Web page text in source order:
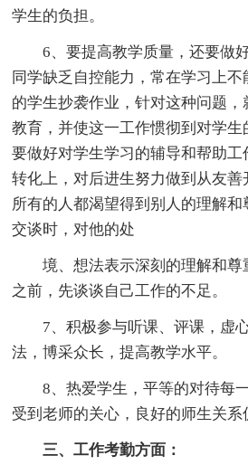
学生的负担。
6、要提高教学质量，还要做
同学缺乏自控能力，常在学习上
的学生抄袭作业，针对这种问题，
教育，并使这一工作惯彻到对学
要做好对学生学习的辅导和帮助
转化上，对后进生努力做到从友善
所有的人都渴望得到别人的理解
交谈时，对他的处
境、想法表示深刻的理解和尊
之前，先谈谈自己工作的不足。
7、积极参与听课、评课，虚
法，博采众长，提高教学水平。
8、热爱学生，平等的对待每
受到老师的关心，良好的师生关系
三、工作考勤方面：